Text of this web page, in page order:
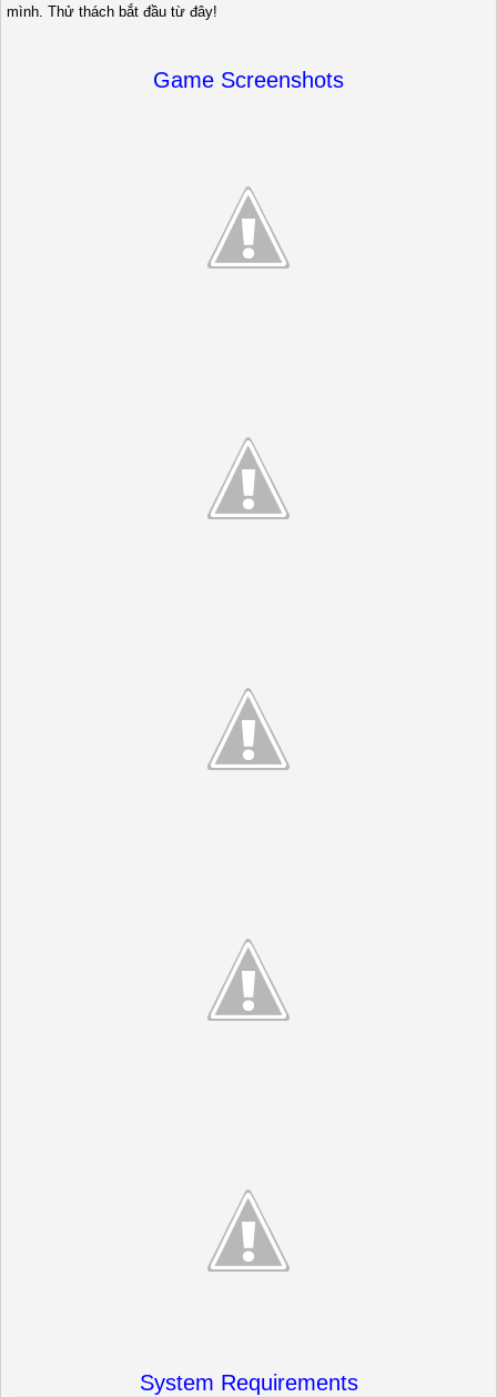
mình. Thử thách bắt đầu từ đây!
Game Screenshots
System Requirements